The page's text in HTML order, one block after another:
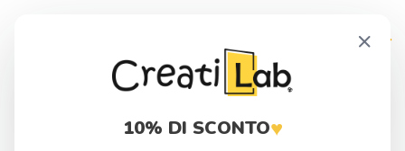
×
10% DI SCONTO♥